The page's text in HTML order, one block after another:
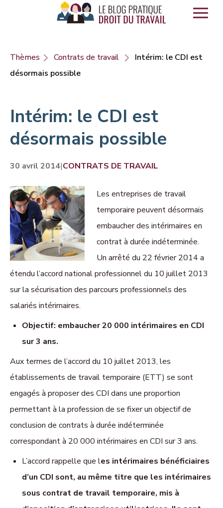
Panneau de gestion des cookies
Thèmes Contrats de travail
Intérim: le CDI est
désormais possible
Intérim: le CDI est
désormais possible
30 avril 2014|CONTRATS DE TRAVAIL
Les entreprises de travail
temporaire peuvent désormais
embaucher des intérimaires en
contrat à durée indéterminée.
Un arrêté du 22 février 2014 a
étendu l’accord national professionnel du 10 juillet 2013
sur la sécurisation des parcours professionnels des
salariés intérimaires.
Objectif: embaucher 20 000 intérimaires en CDI
sur 3 ans.
Aux termes de l’accord du 10 juillet 2013, les
établissements de travail temporaire (ETT) se sont
engagés à proposer des CDI dans une proportion
permettant à la profession de se fixer un objectif de
conclusion de contrats à durée indéterminée
correspondant à 20 000 intérimaires en CDI sur 3 ans.
L’accord rappelle que les intérimaires bénéficiaires
d’un CDI sont, au même titre que les intérimaires
sous contrat de travail temporaire, mis à